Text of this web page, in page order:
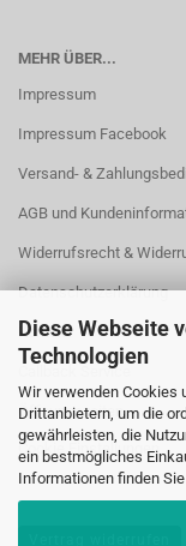
Diese Webseite
Technologien
Wir verwenden Cookies
Drittanbietern, um die
gewährleisten, die
ein bestmögliches
Informationen finden
MEHR ÜBER...
Impressum
Impressum Facebook
Versand- &
AGB und
Widerrufsrecht &
Datenschutzerklärung
Kontakt
Callback Service
Öffnungszeiten
Cookie Einstellungen